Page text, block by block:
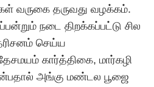
வருகை தருவது வழக்கம்.
நடை திறக்கப்பட்டு சில
செய்ய
கார்த்திகை, மார்கழி
அங்கு மண்டல பூஜை